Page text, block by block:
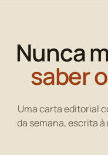
Nunca
saber
Uma carta editorial
da semana, escrita